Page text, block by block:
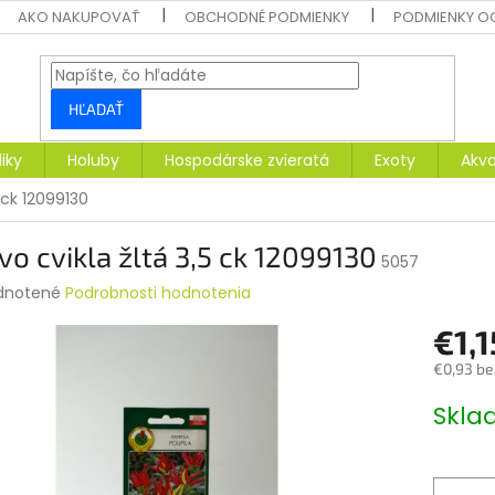
AKO NAKUPOVAŤ OBCHODNÉ PODMIENKY PODMIENKY
HĽADAŤ
Holuby Hospodárske zvieratá Exoty
12099130
cvikla žltá 3,5 ck 12099130 5057
Podrobnosti hodnotenia
€0,93
cena: